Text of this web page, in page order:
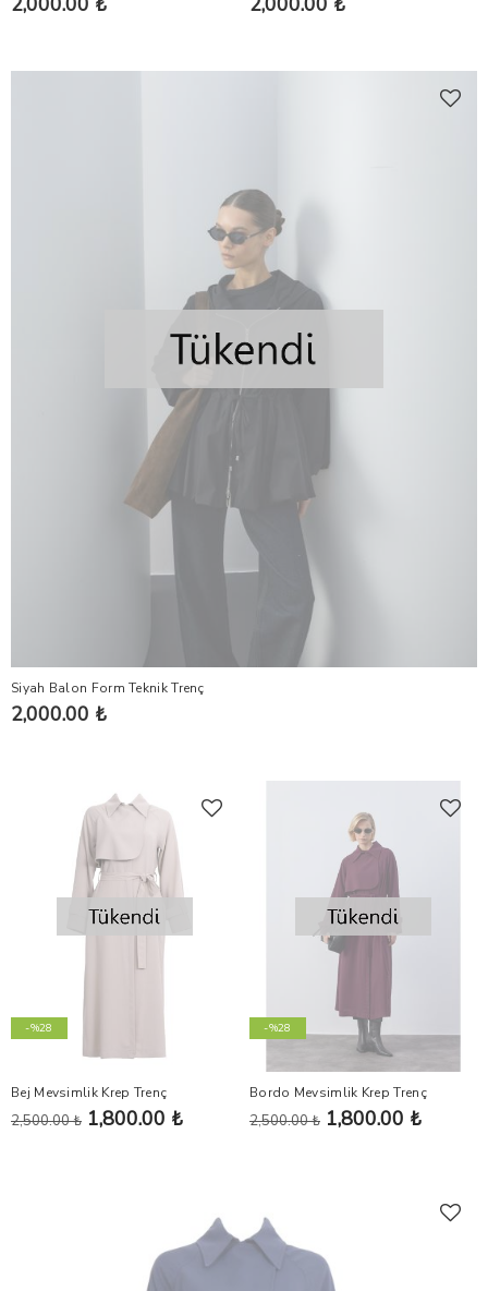
Siyah Balon Form Teknik Trenç
2,000.00 ₺
-%28
Bej Mevsimlik Krep Trenç
2,500.00 ₺ 1,800.00 ₺
-%28
Bordo Mevsimlik Krep Trenç
2,500.00 ₺ 1,800.00 ₺